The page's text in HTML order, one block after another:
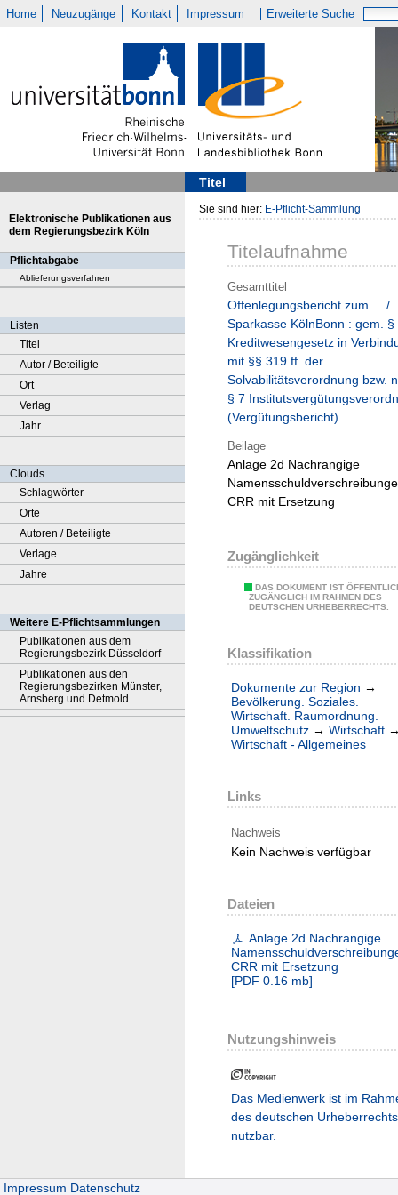
Home Neuzugänge Kontakt Impressum Erweiterte Suche
Titel
Elektronische Publikationen aus
dem Regierungsbezirk Köln
Pflichtabgabe
Ablieferungsverfahren
Listen
Titel
Autor / Beteiligte
Ort
Verlag
Jahr
Clouds
Schlagwörter
Orte
Autoren / Beteiligte
Verlage
Jahre
Weitere E-Pflichtsammlungen
Publikationen aus dem
Regierungsbezirk Düsseldorf
Publikationen aus den
Regierungsbezirken Münster,
Arnsberg und Detmold
Sie sind hier: E-Pflicht-Sammlung
Titelaufnahme
Gesamttitel
Offenlegungsbericht zum ... /
Sparkasse KölnBonn : gem. §
Kreditwesengesetz in
mit §§ 319 ff. der
Solvabilitätsverordnung bzw.
§ 7
(Vergütungsbericht)
Beilage
Anlage 2d Nachrangige
CRR mit Ersetzung
Zugänglichkeit
DAS DOKUMENT IST
ZUGÄNGLICH IM RAHMEN DES
DEUTSCHEN URHEBERRECHTS.
Klassifikation
Dokumente zur Region →
Bevölkerung. Soziales.
Wirtschaft. Raumordnung.
Umweltschutz → Wirtschaft
Wirtschaft - Allgemeines
Links
Nachweis
Kein Nachweis verfügbar
Dateien
Anlage 2d Nachrangige
CRR mit Ersetzung
[PDF 0.16 mb]
Nutzungshinweis
Das Medienwerk ist im
des deutschen Urheberrechts
nutzbar.
Impressum Datenschutz